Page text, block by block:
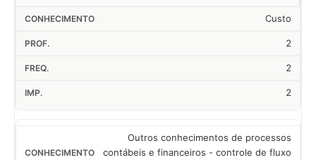
Custo
2
2
2
Outros conhecimentos de processos
contábeis e financeiros - controle de fluxo